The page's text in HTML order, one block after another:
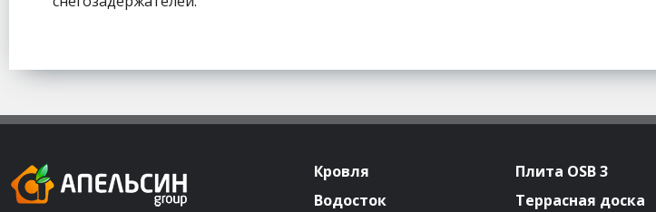
Кровля
Водосток
Плита OSB 3
Террасная доска